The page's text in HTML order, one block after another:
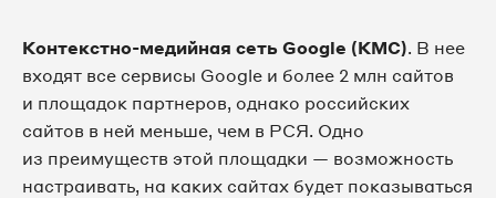
Контекстно-медийная сеть Google (КМС). В нее
входят все сервисы Google и более 2 млн сайтов
и площадок партнеров, однако российских
сайтов в ней меньше, чем в РСЯ. Одно
из преимуществ этой площадки — возможность
настраивать, на каких сайтах будет показываться